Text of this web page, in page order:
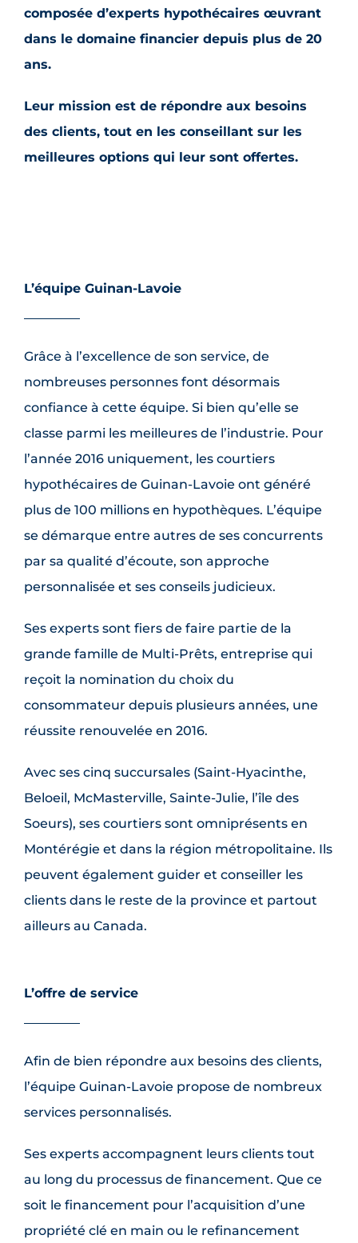
composée d’experts hypothécaires œuvrant
dans le domaine financier depuis plus de 20
ans.
Leur mission est de répondre aux besoins
des clients, tout en les conseillant sur les
meilleures options qui leur sont offertes.
L’équipe Guinan-Lavoie
Grâce à l’excellence de son service, de
nombreuses personnes font désormais
confiance à cette équipe. Si bien qu’elle se
classe parmi les meilleures de l’industrie. Pour
l’année 2016 uniquement, les courtiers
hypothécaires de Guinan-Lavoie ont généré
plus de 100 millions en hypothèques. L’équipe
se démarque entre autres de ses concurrents
par sa qualité d’écoute, son approche
personnalisée et ses conseils judicieux.
Ses experts sont fiers de faire partie de la
grande famille de Multi-Prêts, entreprise qui
reçoit la nomination du choix du
consommateur depuis plusieurs années, une
réussite renouvelée en 2016.
Avec ses cinq succursales (Saint-Hyacinthe,
Beloeil, McMasterville, Sainte-Julie, l’île des
Soeurs), ses courtiers sont omniprésents en
Montérégie et dans la région métropolitaine. Ils
peuvent également guider et conseiller les
clients dans le reste de la province et partout
ailleurs au Canada.
L’offre de service
Afin de bien répondre aux besoins des clients,
l’équipe Guinan-Lavoie propose de nombreux
services personnalisés.
Ses experts accompagnent leurs clients tout
au long du processus de financement. Que ce
soit le financement pour l’acquisition d’une
propriété clé en main ou le refinancement